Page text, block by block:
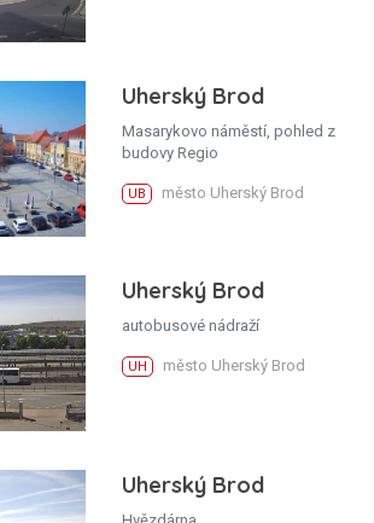
Uherský Brod
Masarykovo náměstí, pohled z
budovy Regio
UB město Uherský Brod
Uherský Brod
autobusové nádraží
UH město Uherský Brod
Uherský Brod